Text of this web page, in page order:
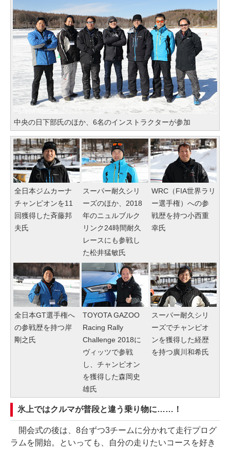
中央の日下部氏のほか、6名のインストラクターが参加
全日本ジムカーナ
チャンピオンを11
回獲得した斉藤邦
夫氏
スーパー耐久シリ
ーズのほか、2018
年のニュルブルク
リンク24時間耐久
レースにも参戦し
た松井猛敏氏
WRC（FIA世界ラリ
ー選手権）への参
戦歴を持つ小西重
幸氏
全日本GT選手権へ
の参戦歴を持つ岸
剛之氏
TOYOTA GAZOO
Racing Rally
Challenge 2018に
ヴィッツで参戦
し、チャンピオン
を獲得した森岡史
雄氏
スーパー耐久シリ
ーズでチャンピオ
ンを獲得した経歴
を持つ廣川和希氏
氷上ではクルマが普段と違う乗り物に……！
開会式の後は、8台ずつ3チームに分かれて走行プログ
ラムを開始。といっても、自分の走りたいコースを好き